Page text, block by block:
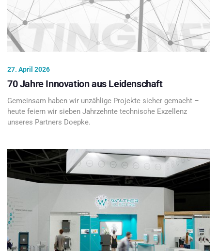
27. April 2026
70 Jahre Innovation aus Leidenschaft
Gemeinsam haben wir unzählige Projekte sicher gemacht –
heute feiern wir sieben Jahrzehnte technische Exzellenz
unseres Partners Doepke.